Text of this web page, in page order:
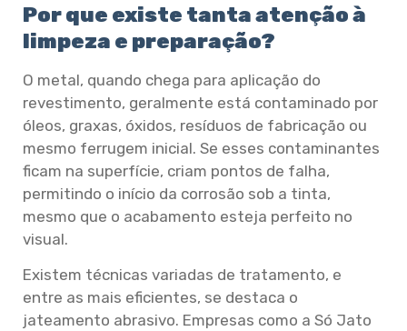
Por que existe tanta atenção à
limpeza e preparação?
O metal, quando chega para aplicação do
revestimento, geralmente está contaminado por
óleos, graxas, óxidos, resíduos de fabricação ou
mesmo ferrugem inicial. Se esses contaminantes
ficam na superfície, criam pontos de falha,
permitindo o início da corrosão sob a tinta,
mesmo que o acabamento esteja perfeito no
visual.
Existem técnicas variadas de tratamento, e
entre as mais eficientes, se destaca o
jateamento abrasivo. Empresas como a Só Jato